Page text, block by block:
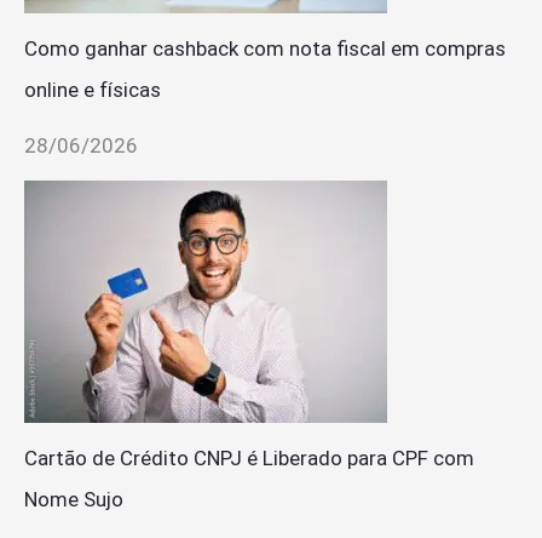
Como ganhar cashback com nota fiscal em compras
online e físicas
28/06/2026
Cartão de Crédito CNPJ é Liberado para CPF com
Nome Sujo